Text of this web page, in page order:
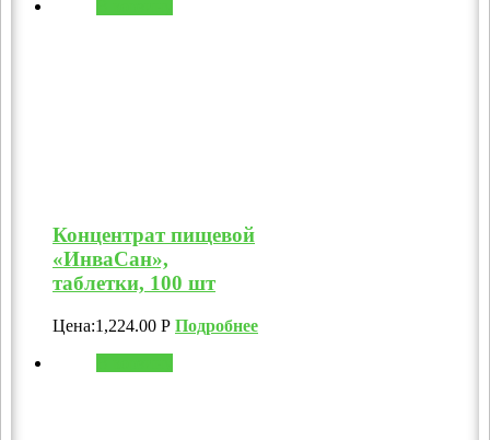
Концентрат пищевой
«ИнваСан»,
таблетки, 100 шт
Цена:1,224.00 Р Подробнее